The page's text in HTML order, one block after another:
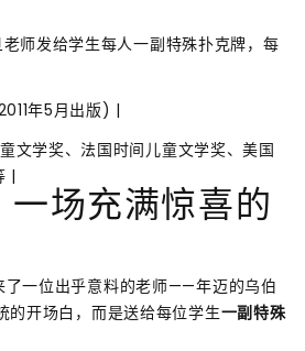
老师发给学生每人一副特殊扑克牌，每
年5月出版) |
文学奖、法国时间儿童文学奖、美国
|
一场充满惊喜的
了一位出乎意料的老师——年迈的乌伯
的开场白，而是送给每位学生一副特殊